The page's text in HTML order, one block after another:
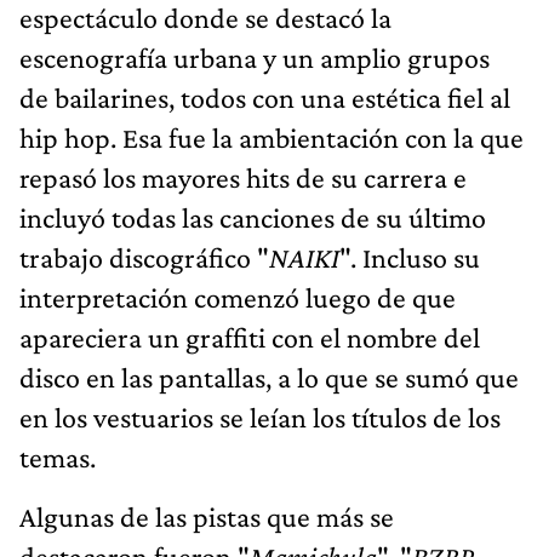
espectáculo donde se destacó la
escenografía urbana y un amplio grupos
de bailarines, todos con una estética fiel al
hip hop. Esa fue la ambientación con la que
repasó los mayores hits de su carrera e
incluyó todas las canciones de su último
trabajo discográfico "NAIKI". Incluso su
interpretación comenzó luego de que
apareciera un graffiti con el nombre del
disco en las pantallas, a lo que se sumó que
en los vestuarios se leían los títulos de los
temas.
Algunas de las pistas que más se